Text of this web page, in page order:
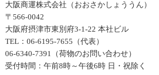
大阪商運株式会社（おおさかしょううん）
〒566-0042
大阪府摂津市東別府3-1-22 本社ビル
TEL：06-6195-7655（代表）
06-6340-7391（荷物のお問い合わせ）
受付時間：午前8時～午後6時 日・祝除く